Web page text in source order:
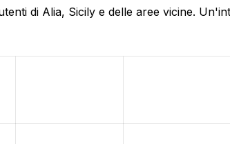
di Alia, Sicily e delle aree vicine.